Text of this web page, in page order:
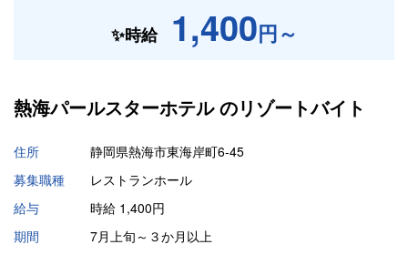
✨時給 1,400円～
熱海パールスターホテル のリゾートバイト
住所
静岡県熱海市東海岸町6-45
募集職種
レストランホール
給与
時給 1,400円
期間
7月上旬～３か月以上